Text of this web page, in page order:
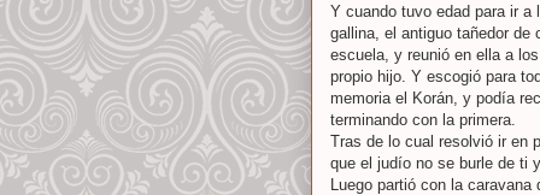
Y cuando tuvo edad para ir
gallina, el antiguo tañedor de
escuela, y reunió en ella a
propio hijo. Y escogió para
memoria el Korán, y podía
terminando con la primera.
Tras de lo cual resolvió ir en
que el judío no se burle de ti
Luego partió con la caravana